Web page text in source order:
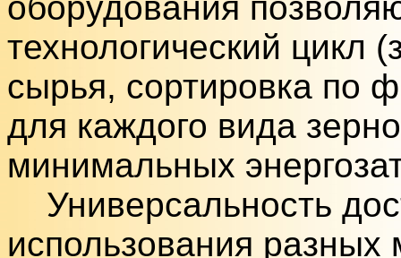
технологический цикл
сырья, сортировка по
для каждого вида
минимальных
Универсальность
использования разных